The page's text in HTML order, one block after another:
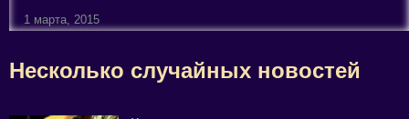
1 марта, 2015
Несколько случайных новостей